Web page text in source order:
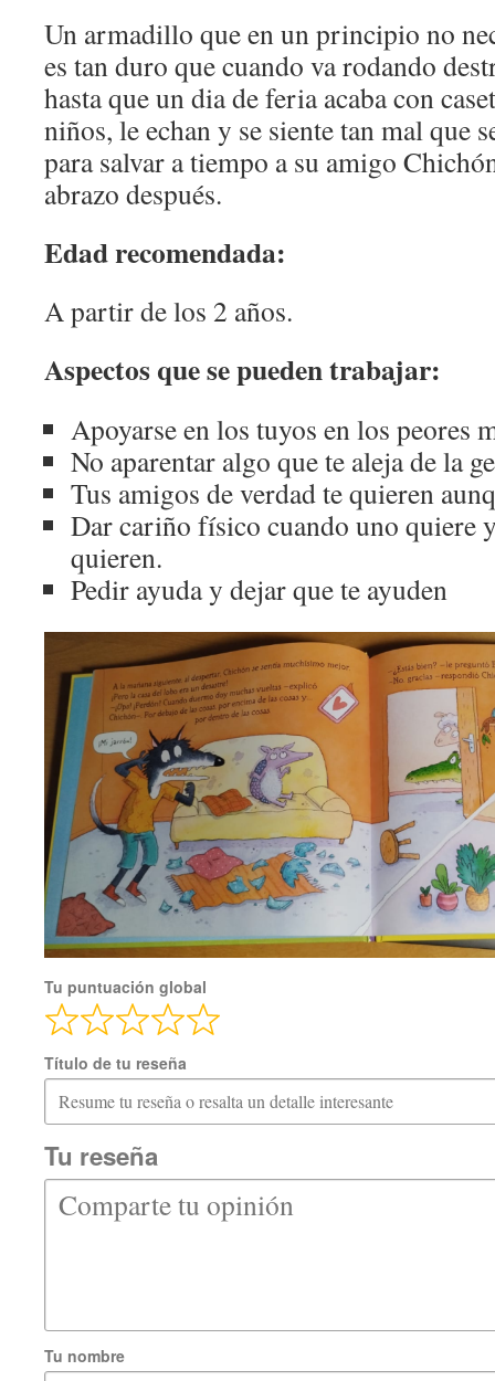
Un armadillo que en un principio no
es tan duro que cuando va rodando
hasta que un dia de feria acaba con
niños, le echan y se siente tan mal que
para salvar a tiempo a su amigo
abrazo después.
Edad recomendada:
A partir de los 2 años.
Aspectos que se pueden trabajar:
Apoyarse en los tuyos en los peores
No aparentar algo que te aleja de la
Tus amigos de verdad te quieren
Dar cariño físico cuando uno quiere
quieren.
Pedir ayuda y dejar que te ayuden
Tu puntuación global
Título de tu reseña
Tu reseña
Tu nombre